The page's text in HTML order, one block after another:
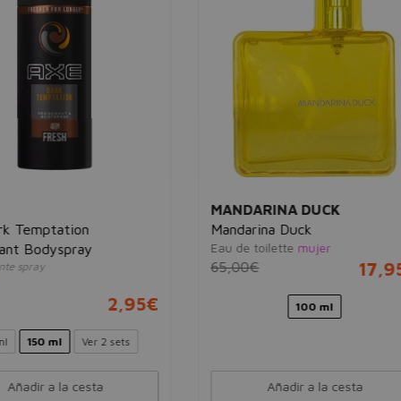
DUCK
Duck
toilette mujer
Añadir a la cesta
L'ORÉAL PROFESSIONNEL
Hairchalk 50ml
Esmalte de color
Bronze Beach
Añadir a la cesta